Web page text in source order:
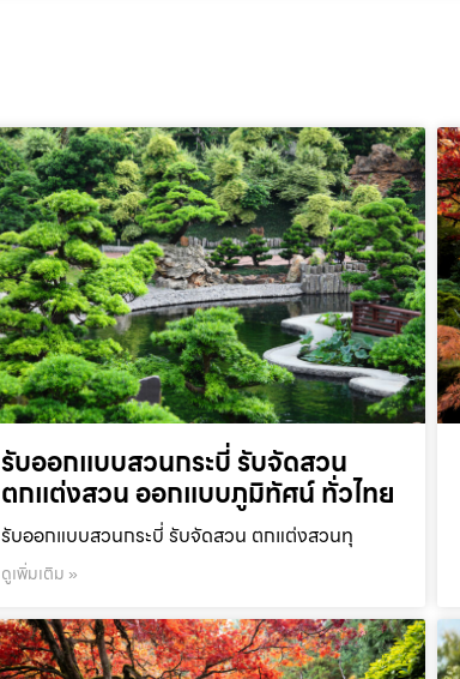
รับออกแบบสวนกระบี่ รับจัดสวน
ตกแต่งสวน ออกแบบภูมิทัศน์ ทั่วไทย
รับออกแบบสวนกระบี่ รับจัดสวน ตกแต่งสวนทุ
ดูเพิ่มเติม »